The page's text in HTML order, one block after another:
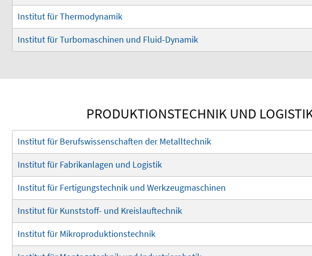
Institut für Thermodynamik
Institut für Turbomaschinen und Fluid-Dynamik
PRODUKTIONSTECHNIK UND
Institut für Berufswissenschaften der Metalltechnik
Institut für Fabrikanlagen und Logistik
Institut für Fertigungstechnik und Werkzeugmaschinen
Institut für Kunststoff- und Kreislauftechnik
Institut für Mikroproduktionstechnik